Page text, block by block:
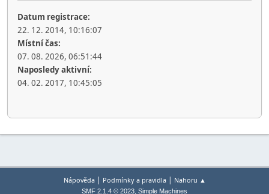
Datum registrace:
22. 12. 2014, 10:16:07
Místní čas:
07. 08. 2026, 06:51:44
Naposledy aktivní:
04. 02. 2017, 10:45:05
Nápověda| Podmínky a pravidla| Nahoru ▲
SMF 2.1.4 © 2023, Simple Machines